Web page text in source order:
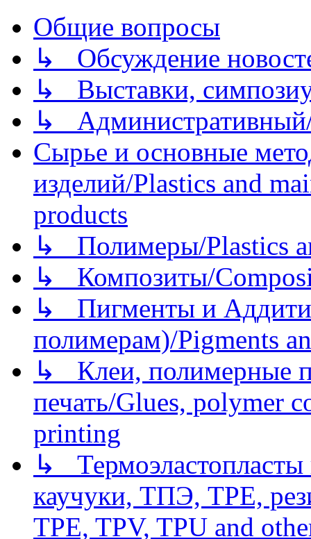
Общие вопросы
↳ Обсуждение
↳ Выставки,
↳
Сырье и основные
изделий/Plastics and
products
↳ Полимеры/Plastics
↳ Композиты/
↳ Пигменты и
полимерам)/Pigments
↳ Клеи, полимерные
печать/Glues, polymer
printing
↳
каучуки, ТПЭ, TPE,
TPE, TPV, TPU and